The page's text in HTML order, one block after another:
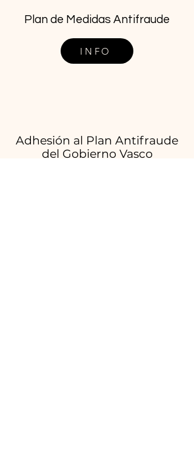
Plan de Medidas Antifraude
INFO
Adhesión al Plan Antifraude
del Gobierno Vasco